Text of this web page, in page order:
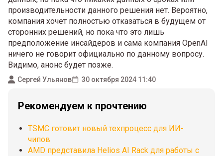
производительности данного решения нет. Вероятно,
компания хочет полностью отказаться в будущем от
сторонних решений, но пока что это лишь
предположение инсайдеров и сама компания OpenAI
ничего не говорит официально по данному вопросу.
Видимо, анонс будет позже.
Сергей Ульянов 30 октября 2024 11:40
Рекомендуем к прочтению
TSMC готовит новый техпроцесс для ИИ-
чипов
AMD представила Helios AI Rack для работы с